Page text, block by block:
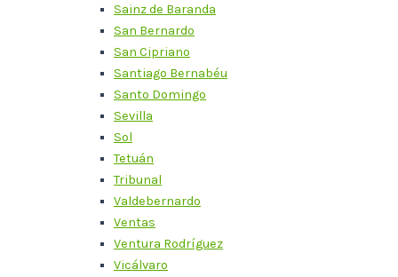
Sainz de Baranda
San Bernardo
San Cipriano
Santiago Bernabéu
Santo Domingo
Sevilla
Sol
Tetuán
Tribunal
Valdebernardo
Ventas
Ventura Rodríguez
Vicálvaro